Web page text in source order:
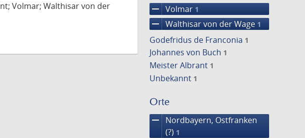
remove Volmar 1
remove Walthisar von der Wage 1
Godefridus de Franconia 1
Johannes von Buch 1
Meister Albrant 1
Unbekannt 1
Orte
remove
Nordbayern, Ostfranken
(?) 1
Volmar; Walthisar von der